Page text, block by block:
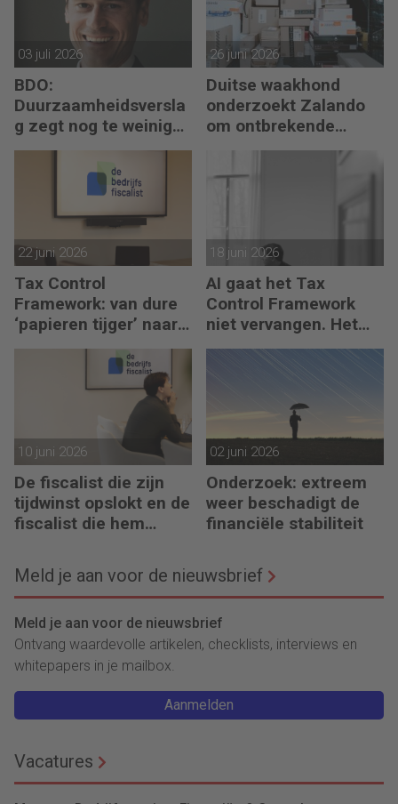
03 juli 2026
BDO:
Duurzaamheidsversla
g zegt nog te weinig
over waarde en risico’s
26 juni 2026
Duitse waakhond
onderzoekt Zalando
om ontbrekende
transactie in
22 juni 2026
Tax Control
Framework: van dure
‘papieren tijger’ naar
digitaal stuurmiddel
18 juni 2026
AI gaat het Tax
Control Framework
niet vervangen. Het
maakt de fiscalist die
kan doorvragen alleen
10 juni 2026
De fiscalist die zijn
tijdwinst opslokt en de
fiscalist die hem
02 juni 2026
Onderzoek: extreem
weer beschadigt de
financiële stabiliteit
Meld je aan voor de nieuwsbrief
Meld je aan voor de nieuwsbrief
Ontvang waardevolle artikelen, checklists, interviews en
whitepapers in je mailbox.
Aanmelden
Vacatures